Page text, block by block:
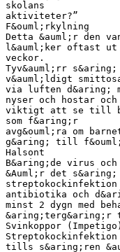
skolans
aktiviteter?”
F&ouml;rkylning
Detta &auml;r den
l&auml;ker oftast ut
veckor.
Tyv&auml;rr
v&auml;ldigt
via luften d&aring;
nyser och hostar
viktigt att se till
som f&aring;r
avg&ouml;ra om
g&aring; till
Halsont
B&aring;de virus
&Auml;r det
streptokockinfektion
antibiotika och
minst 2 dygn med
Svinkoppor (Impetigo)
tills s&aring;ren